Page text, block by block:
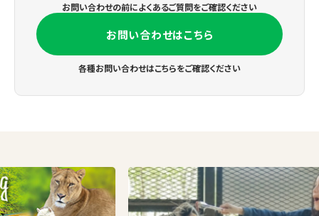
お問い合わせの前によくあるご質問をご確認ください
お問い合わせはこちら
各種お問い合わせはこちらをご確認ください